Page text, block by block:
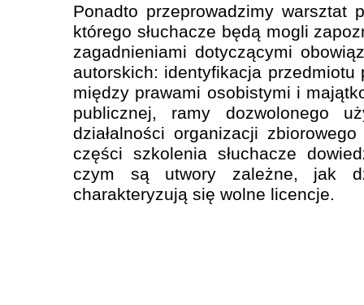
Ponadto przeprowadzimy warsztat
którego słuchacze będą mogli
zagadnieniami dotyczącymi
autorskich: identyfikacja przedmiotu
między prawami osobistymi i
publicznej, ramy dozwolonego
działalności organizacji
części szkolenia słuchacze
czym są utwory zależne, jak
charakteryzują się wolne licencje.